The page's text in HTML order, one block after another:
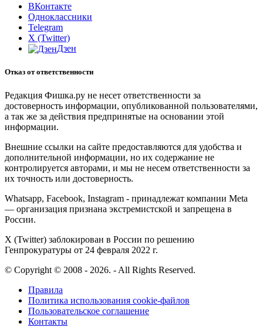
ВКонтакте
Одноклассники
Telegram
X (Twitter)
Дзен
Отказ от ответственности
Редакция Фишка.ру не несет ответственности за
достоверность информации, опубликованной пользователями,
а так же за действия предпринятые на основании этой
информации.
Внешние ссылки на сайте предоставляются для удобства и
дополнительной информации, но их содержание не
контролируется авторами, и мы не несем ответственности за
их точность или достоверность.
Whatsapp, Facebook, Instagram - принадлежат компании Meta
— организация признана экстремистской и запрещена в
России.
X (Twitter) заблокирован в России по решению
Генпрокуратуры от 24 февраля 2022 г.
© Copyright © 2008 - 2026. - All Rights Reserved.
Правила
Политика использования cookie-файлов
Пользовательское соглашение
Контакты